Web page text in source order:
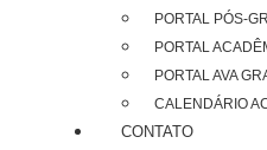
PORTAL PÓS-
PORTAL
PORTAL AVA
CALENDÁRIO
CONTATO